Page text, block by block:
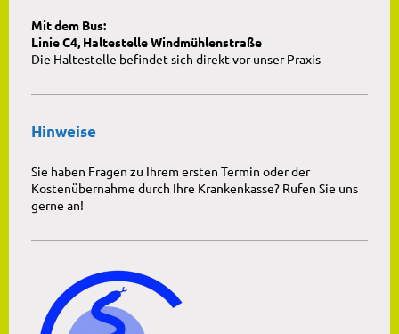
Mit dem Bus:
Linie C4, Haltestelle Windmühlenstraße
Die Haltestelle befindet sich direkt vor unser Praxis
Hinweise
Sie haben Fragen zu Ihrem ersten Termin oder der
Kostenübernahme durch Ihre Krankenkasse? Rufen Sie uns
gerne an!